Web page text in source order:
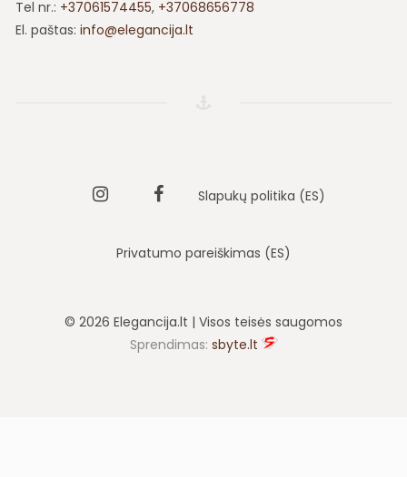
Privatumo pareiškimas (ES)
© 2026 Elegancija.lt | Visos teisės saugomos